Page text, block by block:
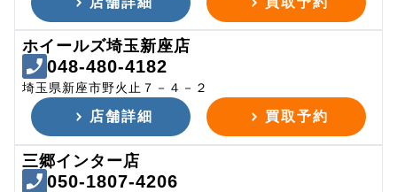
ホイールズ埼玉新座店
048-480-4182
埼玉県新座市野火止７－４－２
店舗詳細 買取予約
三郷インター店
050-1807-4206